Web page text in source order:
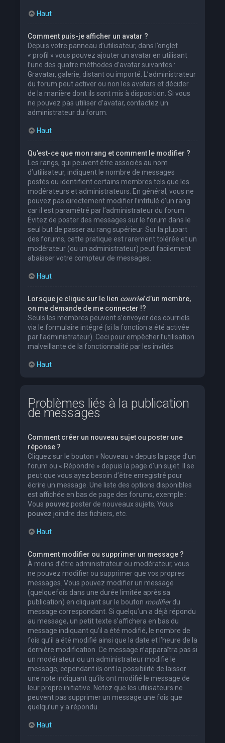
Haut
Comment puis-je afficher un avatar ?
Depuis votre panneau d’utilisateur, dans l’onglet
« profil » vous pouvez ajouter un avatar en utilisant
l’une des quatre méthodes d’avatar suivantes :
Gravatar, galerie, distant ou importé. L’administrateur
du forum peut activer ou non les avatars et décider
de la manière dont ils sont mis à disposition. Si vous
ne pouvez pas utiliser d’avatar, contactez un
administrateur du forum.
Haut
Qu’est-ce que mon rang et comment le modifier ?
Les rangs, qui peuvent être associés au nom
d’utilisateur, indiquent le nombre de messages
postés ou identifient certains membres tels que les
modérateurs et administrateurs. En général, vous ne
pouvez pas directement modifier l’intitulé d’un rang
car il est paramétré par l’administrateur du forum.
Évitez de poster des messages sur le forum dans le
seul but de passer au rang supérieur. Sur la plupart
des forums, cette pratique est rarement tolérée et un
modérateur (ou un administrateur) peut facilement
abaisser votre compteur de messages.
Haut
Lorsque je clique sur le lien courrield’un membre,
on me demande de me connecter !?
Seuls les membres peuvent s’envoyer des courriels
via le formulaire intégré (si la fonction a été activée
par l’administrateur). Ceci pour empêcher l’utilisation
malveillante de la fonctionnalité par les invités.
Haut
Problèmes liés à la publication
de messages
Comment créer un nouveau sujet ou poster une
réponse ?
Cliquez sur le bouton « Nouveau » depuis la page d’un
forum ou « Répondre » depuis la page d’un sujet. Il se
peut que vous ayez besoin d’être enregistré pour
écrire un message. Une liste des options disponibles
est affichée en bas de page des forums, exemple :
Vous pouvez poster de nouveaux sujets, Vous
pouvez joindre des fichiers, etc.
Haut
Comment modifier ou supprimer un message ?
À moins d’être administrateur ou modérateur, vous
ne pouvez modifier ou supprimer que vos propres
messages. Vous pouvez modifier un message
(quelquefois dans une durée limitée après sa
publication) en cliquant sur le bouton modifierdu
message correspondant. Si quelqu’un a déjà répondu
au message, un petit texte s’affichera en bas du
message indiquant qu’il a été modifié, le nombre de
fois qu’il a été modifié ainsi que la date et l’heure de la
dernière modification. Ce message n’apparaîtra pas si
un modérateur ou un administrateur modifie le
message, cependant ils ont la possibilité de laisser
une note indiquant qu’ils ont modifié le message de
leur propre initiative. Notez que les utilisateurs ne
peuvent pas supprimer un message une fois que
quelqu’un y a répondu.
Haut